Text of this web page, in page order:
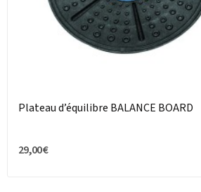
Plateau d’équilibre BALANCE BOARD
29,00 €